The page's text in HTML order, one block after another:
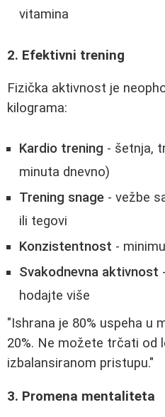
vitamina
2. Efektivni trening
Fizička aktivnost je
kilograma:
Kardio trening - šetnja,
minuta dnevno)
Trening snage - vežbe
ili tegovi
Konzistentnost -
Svakodnevna aktivnost
hodajte više
"Ishrana je 80% uspeha u
20%. Ne možete trčati od
izbalansiranom pristupu."
3. Promena mentaliteta